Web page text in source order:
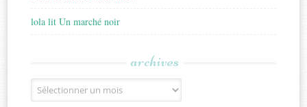
lola lit Un marché noir
archives
Archives